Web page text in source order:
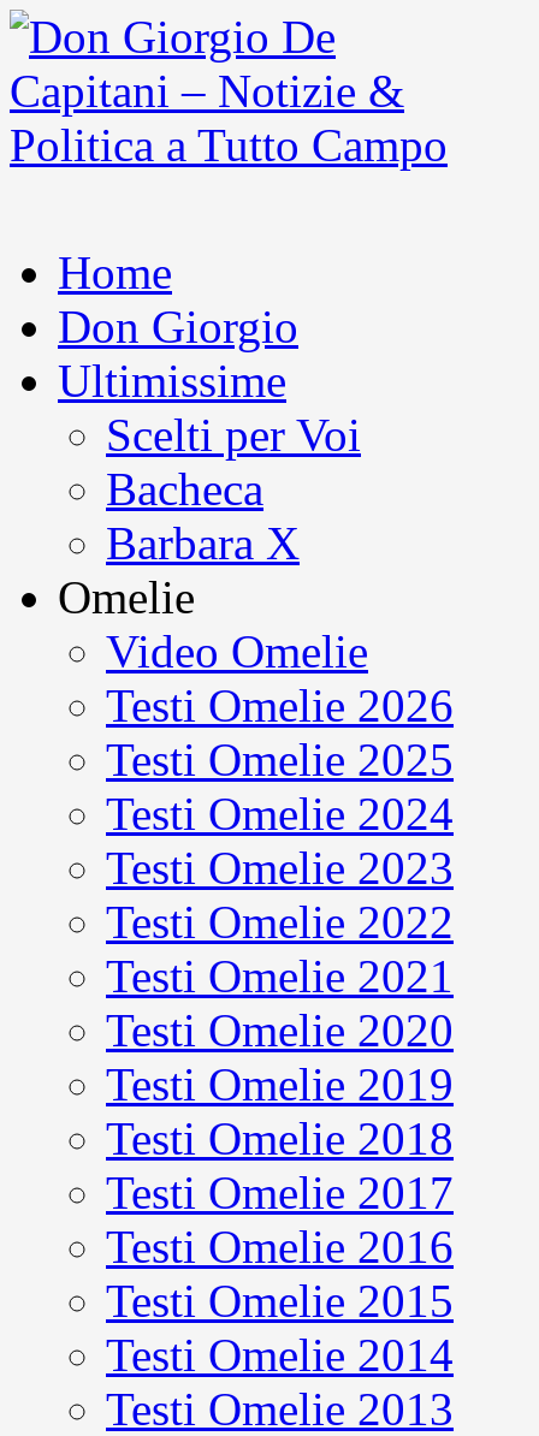
Home
Don Giorgio
Ultimissime
Scelti per Voi
Bacheca
Barbara X
Omelie
Video Omelie
Testi Omelie 2026
Testi Omelie 2025
Testi Omelie 2024
Testi Omelie 2023
Testi Omelie 2022
Testi Omelie 2021
Testi Omelie 2020
Testi Omelie 2019
Testi Omelie 2018
Testi Omelie 2017
Testi Omelie 2016
Testi Omelie 2015
Testi Omelie 2014
Testi Omelie 2013